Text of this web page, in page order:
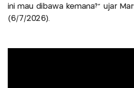
ini mau dibawa kemana?” ujar
(6/7/2026).